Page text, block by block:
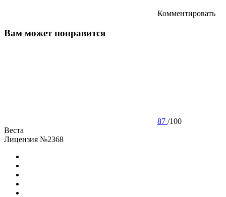
Комментировать
Вам может понравится
87 /100
Веста
Лицензия №2368